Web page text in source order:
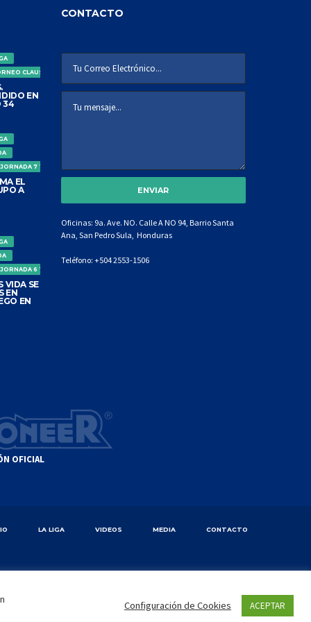
CLAUSURA
EN
34
7 TORNEO CLAUSURA
EL
A
6 TORNEO CLAUSURA
VIDA SE
EN
EN
CONTACTO
Oficinas: 9a. Ave. NO. Calle A NO 94, Barrio Santa
Ana, San Pedro Sula, Honduras
Teléfono: +504 2553-1506
OFICIAL
LA LIGA VIDEOS MEDIA CONTACTO
Configuración de Cookies ACEPTAR